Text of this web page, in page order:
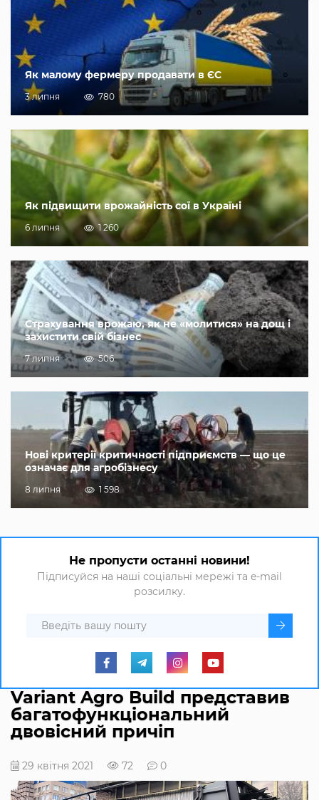
Як малому фермеру продавати в ЄС
3 липня 780
Як підвищити врожайність сої в Україні
6 липня 1 260
Страхування врожаю, як не «молитися» на дощ і
захистити свій бізнес
7 липня 506
Нові критерії критичності підприємств — що це
означає для агробізнесу
8 липня 1 598
Не пропусти останні новини!
Підписуйся на наші соціальні мережі та e-mail
розсилку.
Variant Agro Build представив
багатофункціональний
двовісний причіп
29 квітня 2021 72 0